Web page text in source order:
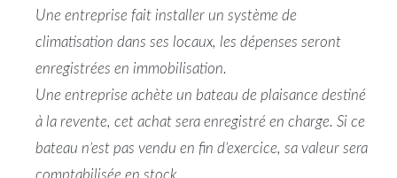
Une entreprise fait installer un système de
climatisation dans ses locaux, les dépenses seront
enregistrées en immobilisation.
Une entreprise achète un bateau de plaisance destiné
à la revente, cet achat sera enregistré en charge. Si ce
bateau n’est pas vendu en fin d’exercice, sa valeur sera
comptabilisée en stock.